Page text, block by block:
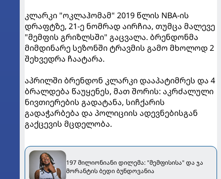
კლარკი "ოკლაჰომამ" 2019 წლის NBA-ის
დრაფტზე, 21-ე ნომრად აირჩია, თუმცა მალევე
"მემფის გრიზლსში" გაცვალა. ბრენდონმა
მიმდინარე სეზონში ტრავმის გამო მხოლოდ 2
შეხვედრა ჩაატარა.
აპრილში ბრენდონ კლარკი დააპატიმრეს და 4
ბრალდება წაუყენეს, მათ შორის: აკრძალული
ნივთიერების გადატანა, სიჩქარის
გადაჭარბება და პოლიციის ადევნებისგან
გაქცევის მცდელობა.
197 მილიონიანი დილემა: "მემფისისა" და ჯა
მორანტის ბედი ბუნდოვანია